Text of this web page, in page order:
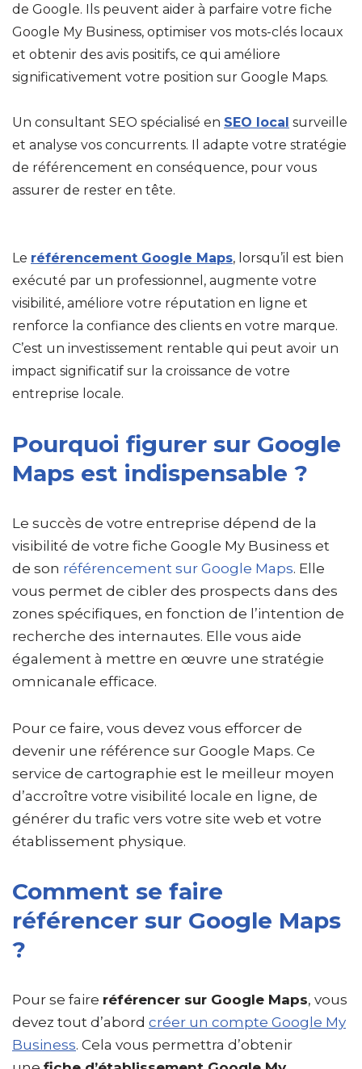
de Google. Ils peuvent aider à parfaire votre fiche
Google My Business, optimiser vos mots-clés locaux
et obtenir des avis positifs, ce qui améliore
significativement votre position sur Google Maps.
Un consultant SEO spécialisé en SEO local surveille
et analyse vos concurrents. Il adapte votre stratégie
de référencement en conséquence, pour vous
assurer de rester en tête.
Le référencement Google Maps, lorsqu’il est bien
exécuté par un professionnel, augmente votre
visibilité, améliore votre réputation en ligne et
renforce la confiance des clients en votre marque.
C’est un investissement rentable qui peut avoir un
impact significatif sur la croissance de votre
entreprise locale.
Pourquoi figurer sur Google
Maps est indispensable ?
Le succès de votre entreprise dépend de la
visibilité de votre fiche Google My Business et
de son référencement sur Google Maps. Elle
vous permet de cibler des prospects dans des
zones spécifiques, en fonction de l’intention de
recherche des internautes. Elle vous aide
également à mettre en œuvre une stratégie
omnicanale efficace.
Pour ce faire, vous devez vous efforcer de
devenir une référence sur Google Maps. Ce
service de cartographie est le meilleur moyen
d’accroître votre visibilité locale en ligne, de
générer du trafic vers votre site web et votre
établissement physique.
Comment se faire
référencer sur Google Maps
?
Pour se faire référencer sur Google Maps, vous
devez tout d’abord créer un compte Google My
Business. Cela vous permettra d’obtenir